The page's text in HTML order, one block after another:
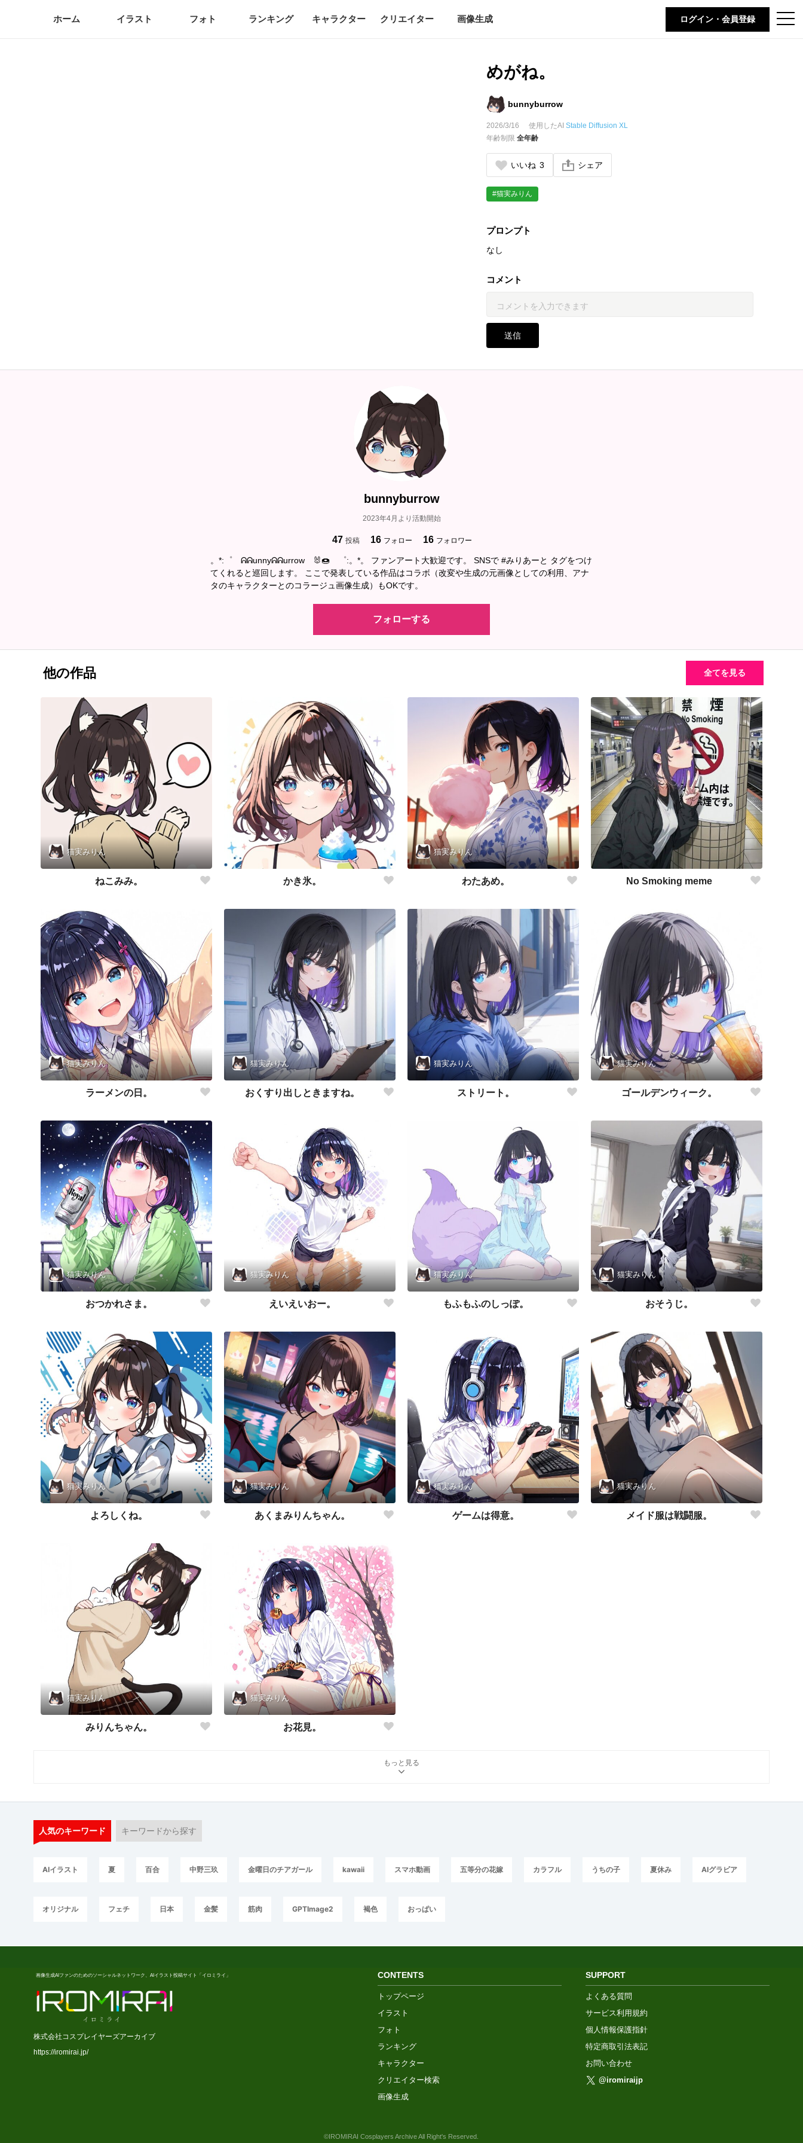
t
o
ホーム イラスト フォト ランキング キャラクター クリエイター 画像生成 ログイン・会員登録
めがね。
bunnyburrow
2026/3/16 使用したAI Stable Diffusion XL
年齢制限 全年齢
いいね 3 シェア
#猫実みりん
プロンプト
なし
コメント
送信
bunnyburrow
2023年4月より活動開始
47 投稿 16 フォロー 16 フォロワー
。*:゜ ᕱᕱunnyᕱᕱurrow 🐰🍩 ゜:。*。 ファンアート大歓迎です。 SNSで #みりあーと タグをつけ
てくれると巡回します。 ここで発表している作品はコラボ（改変や生成の元画像としての利用、アナ
タのキャラクターとのコラージュ画像生成）もOKです。
フォローする
他の作品 全てを見る
猫実みりん
ねこみみ。 かき氷。
猫実みりん
わたあめ。 No Smoking meme
猫実みりん
ラーメンの日。
猫実みりん
おくすり出しときますね。
猫実みりん
ストリート。
猫実みりん
ゴールデンウィーク。
猫実みりん
おつかれさま。
猫実みりん
えいえいおー。
猫実みりん
もふもふのしっぽ。
猫実みりん
おそうじ。
猫実みりん
よろしくね。
猫実みりん
あくまみりんちゃん。
猫実みりん
ゲームは得意。
猫実みりん
メイド服は戦闘服。
猫実みりん
みりんちゃん。
猫実みりん
お花見。
もっと見る
人気のキーワード キーワードから探す
AIイラスト 夏 百合 中野三玖 金曜日のチアガール kawaii スマホ動画 五等分の花嫁 カラフル うちの子 夏休み AIグラビア
オリジナル フェチ 日本 金髪 筋肉 GPTImage2 褐色 おっぱい
画像生成AIファンのためのソーシャルネットワーク、AIイラスト投稿サイト「イロミライ」
株式会社コスプレイヤーズアーカイブ
https://iromirai.jp/
SUPPORT
よくある質問
サービス利用規約
個人情報保護指針
特定商取引法表記
お問い合わせ
@iromiraijp
CONTENTS
トップページ
イラスト
フォト
ランキング
キャラクター
クリエイター検索
画像生成
©IROMIRAI Cosplayers Archive All Right's Reserved.